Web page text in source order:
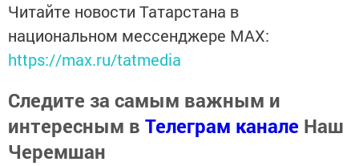
Читайте новости Татарстана в
национальном мессенджере MАХ:
https://max.ru/tatmedia
Следите за самым важным и
интересным в Телеграм канале Наш
Черемшан